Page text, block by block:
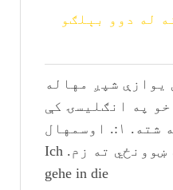
له دوو بېلګو
یوازې شپږ مهاله
په انګلیسۍ کې
بیا شپاړس مهاله شته. ۱:. اوسمهال
اوسمهال Präsens زه ښوونځي ته زم. Ich
gehe in die